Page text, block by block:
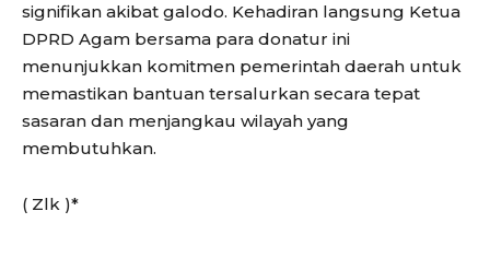
signifikan akibat galodo. Kehadiran langsung Ketua
DPRD Agam bersama para donatur ini
menunjukkan komitmen pemerintah daerah untuk
memastikan bantuan tersalurkan secara tepat
sasaran dan menjangkau wilayah yang
membutuhkan.
( Zlk )*